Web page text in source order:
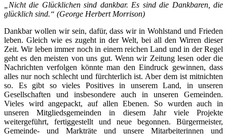
„Nicht die Glücklichen sind dankbar. Es sind die Dankbaren, die
glücklich sind.“ (George Herbert Morrison)
Dankbar wollen wir sein, dafür, dass wir in Wohlstand und Frieden
leben. Gleich wie es zugeht in der Welt, bei all den Wirren dieser
Zeit. Wir leben immer noch in einem reichen Land und in der Regel
geht es den meisten von uns gut. Wenn wir Zeitung lesen oder die
Nachrichten verfolgen könnte man den Eindruck gewinnen, dass
alles nur noch schlecht und fürchterlich ist. Aber dem ist mitnichten
so. Es gibt so vieles Positives in unserem Land, in unseren
Gesellschaften und insbesondere auch in unseren Gemeinden.
Vieles wird angepackt, auf allen Ebenen. So wurden auch in
unseren Mitgliedsgemeinden in diesem Jahr viele Projekte
weitergeführt, fertiggestellt und neue begonnen. Bürgermeister,
Gemeinde- und Markträte und unsere Mitarbeiterinnen und